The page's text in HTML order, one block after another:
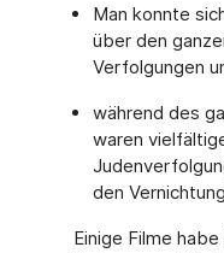
Man konnte
über den
Verfolgungen
während des
waren
den
Einige Filme